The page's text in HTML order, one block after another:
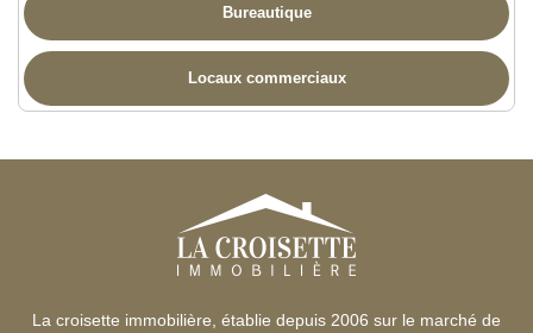
Bureautique
Locaux commerciaux
La croisette immobilière, établie depuis 2006 sur le marché de